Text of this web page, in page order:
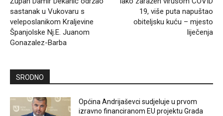
sastanak u Vukovaru s
veleposlanikom Kraljevine
Španjolske Nj.E. Juanom
Gonazalez-Barba
19, više puta napuštao
obiteljsku kuću – mjesto
liječenja
SRODNO
Općina Andrijaševci sudjeluje u prvom
izravno financiranom EU projektu Grada